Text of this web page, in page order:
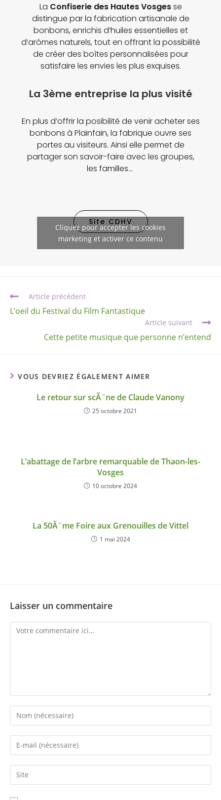
La Confiserie des Hautes Vosgesse
distingue par la fabrication artisanale de
bonbons, enrichis d’huiles essentielles et
d’arômes naturels, tout en offrant la possibilité
de créer des boîtes personnalisées pour
satisfaire les envies les plus exquises.
La 3ème entreprise la plus visité
En plus d’offrir la posibilité de venir acheter ses
bonbons à Plainfain, la fabrique ouvre ses
portes au visiteurs. Ainsi elle permet de
partager son savoir-faire avec les groupes,
les familles…
Site CDHV
Cliquez pour accepter les cookies
marketing et activer ce contenu
Article précédent
L’oeil du Festival du Film Fantastique
Article suivant
Cette petite musique que personne n’entend
VOUS DEVRIEZ ÉGALEMENT AIMER
Le retour sur scÃ¨ne de Claude Vanony
25 octobre 2021
L’abattage de l’arbre remarquable de Thaon-les-
Vosges
10 octobre 2024
La 50Ã¨me Foire aux Grenouilles de Vittel
1 mai 2024
Laisser un commentaire